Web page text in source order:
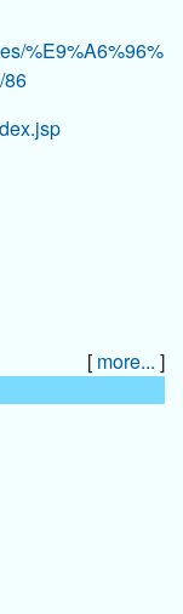
[ more... ]